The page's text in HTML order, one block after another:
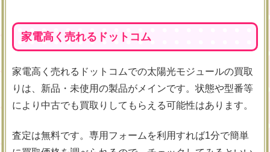
家電高く売れるドットコム
家電高く売れるドットコムでの太陽光モジュールの買取
りは、新品・未使用の製品がメインです。状態や型番等
により中古でも買取りしてもらえる可能性はあります。
査定は無料です。専用フォームを利用すれば1分で簡単